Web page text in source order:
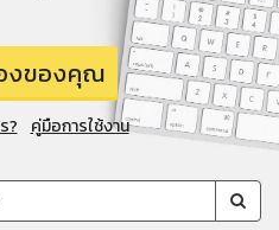
งของคุณ
? คู่มือการใช้งาน